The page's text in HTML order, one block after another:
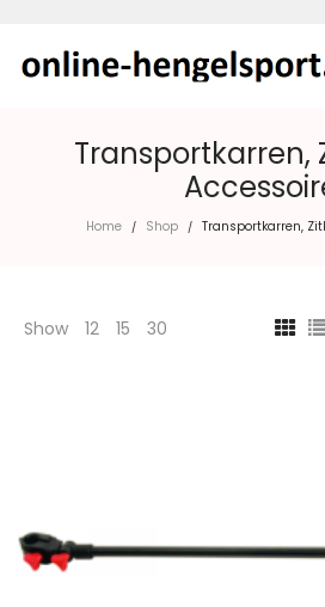
Transportkarren,
Home / Shop / Transportkarren,
Show 12 15 30